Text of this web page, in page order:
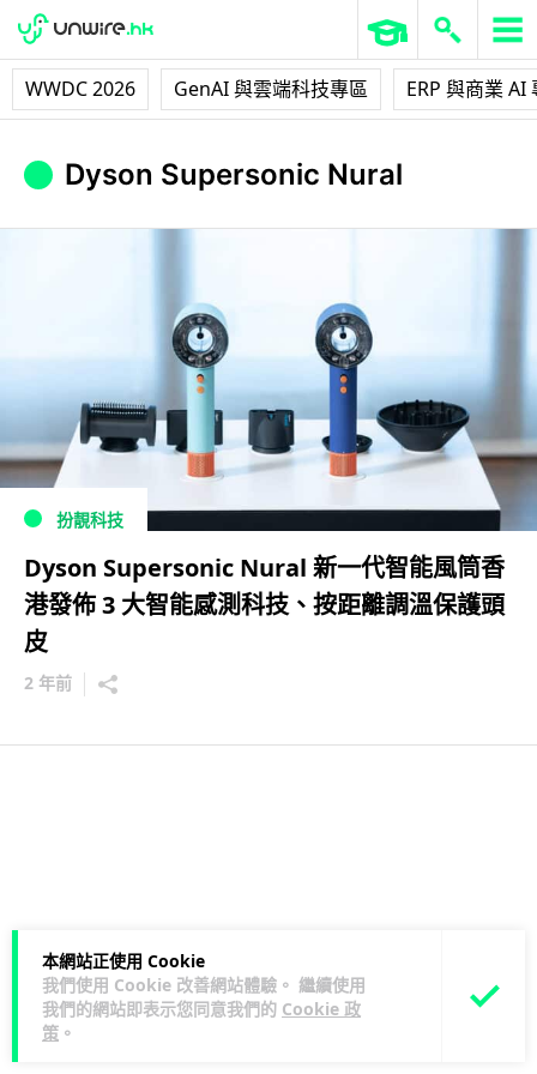
WWDC 2026 GenAI 與雲端科技專區 ERP 與商業 AI
本網站正使用 Cookie
我們使用 Cookie 改善網站體驗。 繼續使用
我們的網站即表示您同意我們的 Cookie 政
策 。
Dyson Supersonic Nural
扮靚科技
Dyson Supersonic Nural 新一代智能風筒香
港發佈 3 大智能感測科技、按距離調溫保護頭
皮
2 年前